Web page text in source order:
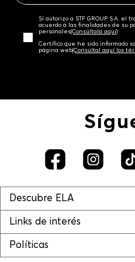
Sí autorizo a STF GROUP S.A.
acuerdo a las finalidades de su
personales‎(Consúltala aquí)
Certifico que he sido informado
página web‎(Consúltal aquí los
Descubre ELA
Links de interés
Políticas